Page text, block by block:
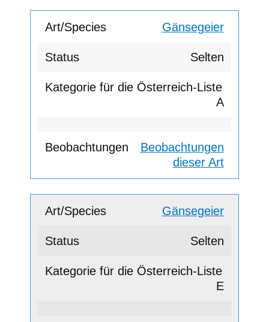
Gänsegeier
Selten
A
Beobachtungen
dieser Art
Gänsegeier
Selten
E